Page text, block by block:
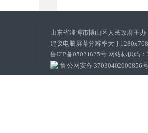
山东省淄博市博山区人民政府
建议电脑屏幕分辨率大于
鲁ICP备05021825号 网站标识码
鲁公网安备 37030402000856号